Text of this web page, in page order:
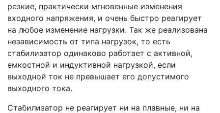
резкие, практически мгновенные изменения
входного напряжения, и очень быстро реагирует
на любое изменение нагрузки. Так же реализована
независимость от типа нагрузок, то есть
стабилизатор одинаково работает с активной,
емкостной и индуктивной нагрузкой, если
выходной ток не превышает его допустимого
выходного тока.
Cтабилизатор не реагирует ни на плавные, ни на